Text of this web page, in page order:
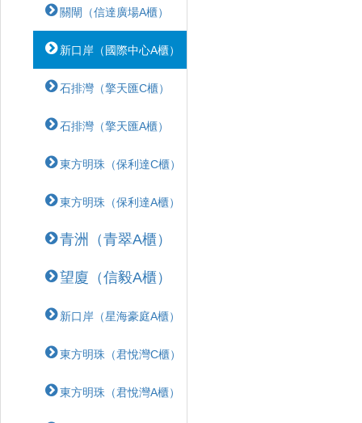
關閘（信達廣場A櫃）
新口岸（國際中心A櫃）
石排灣（擎天匯C櫃）
石排灣（擎天匯A櫃）
東方明珠（保利達C櫃）
東方明珠（保利達A櫃）
青洲（青翠A櫃）
望廈（信毅A櫃）
新口岸（星海豪庭A櫃）
東方明珠（君悅灣C櫃）
東方明珠（君悅灣A櫃）